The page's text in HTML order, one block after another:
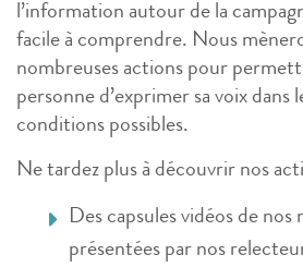
l’information autour de la
facile à comprendre. Nous
nombreuses actions pour
personne d’exprimer sa voix dans
conditions possibles.
Ne tardez plus à découvrir nos
Des capsules vidéos de
présentées par nos